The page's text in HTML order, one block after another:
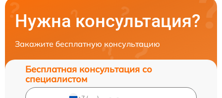
Нужна консультация?
Закажите бесплатную консультацию
Бесплатная консультация со
специалистом